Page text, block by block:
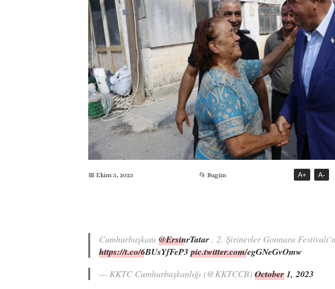
📅 Ekim 3, 2023 📂 Bugün A+ A-
Cumhurbaşkanı @ErsinrTatar , 2. Şirinevler Gonnara
https://t.co/6BUsYfFeP3 pic.twitter.com/egGNeGvOmw
— KKTC Cumhurbaşkanlığı (@KKTCCB) October 1, 2023